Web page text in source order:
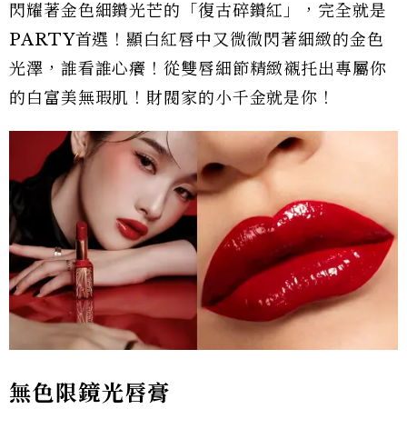
閃耀著金色細鑽光芒的「復古碎鑽紅」，完全就是
PARTY首選！顯白紅唇中又微微閃著細緻的金色
光澤，誰看誰心癢！從雙唇細節精緻襯托出專屬你
的白富美無瑕肌！財閥家的小千金就是你！
無色限鏡光唇膏